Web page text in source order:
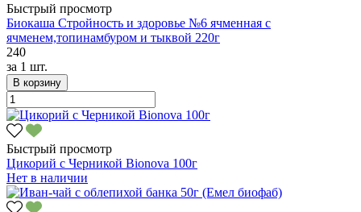
Быстрый просмотр
Биокаша Стройность и здоровье №6 ячменная с
ячменем,топинамбуром и тыквой 220г
240
за 1 шт.
В корзину
Быстрый просмотр
Цикорий с Черникой Bionova 100г
Нет в наличии